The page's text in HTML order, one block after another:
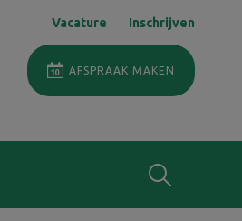
Vacature Inschrijven
AFSPRAAK MAKEN